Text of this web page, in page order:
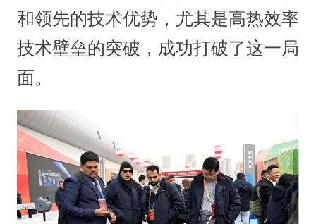
和领先的技术优势，尤其是高热效率
技术壁垒的突破，成功打破了这一局
面。